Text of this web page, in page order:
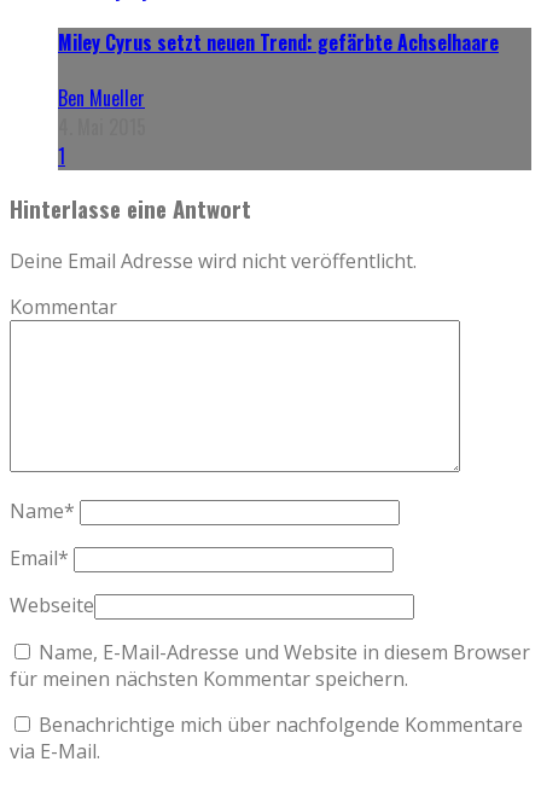
Miley Cyrus setzt neuen Trend: gefärbte Achselhaare
Ben Mueller
1
Hinterlasse eine Antwort
Deine Email Adresse wird nicht veröffentlicht.
Kommentar
Name*
Email*
Webseite
Name, E-Mail-Adresse und Website in diesem Browser
für meinen nächsten Kommentar speichern.
Benachrichtige mich über nachfolgende Kommentare
via E-Mail.